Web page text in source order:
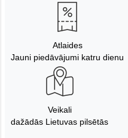
Atlaides
Jauni piedāvājumi katru dienu
Veikali
dažādās Lietuvas pilsētās